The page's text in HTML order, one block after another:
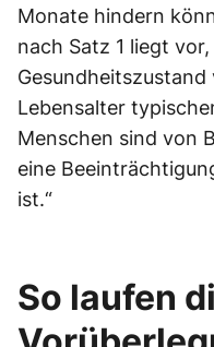
Monate hindern
nach Satz 1 liegt
Lebensalter
Menschen sind von
eine
ist.“
So laufen